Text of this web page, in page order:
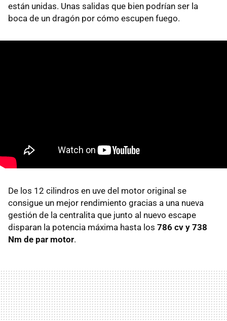
están unidas. Unas salidas que bien podrían ser la
boca de un dragón por cómo escupen fuego.
De los 12 cilindros en uve del motor original se
consigue un mejor rendimiento gracias a una nueva
gestión de la centralita que junto al nuevo escape
disparan la potencia máxima hasta los 786 cv y 738
Nm de par motor.